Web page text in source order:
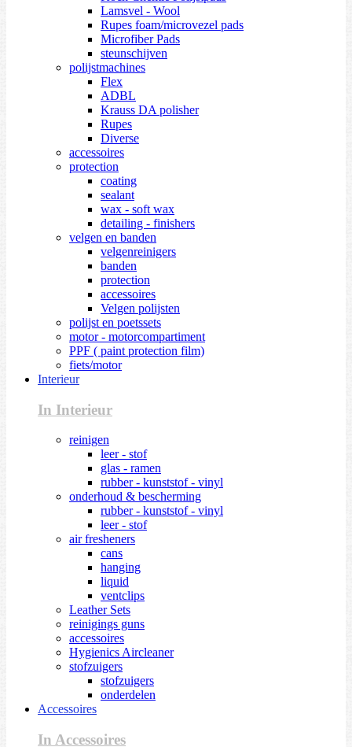
Lamsvel - Wool
Rupes foam/microvezel pads
Microfiber Pads
steunschijven
polijstmachines
Flex
ADBL
Krauss DA polisher
Rupes
Diverse
accessoires
protection
coating
sealant
wax - soft wax
detailing - finishers
velgen en banden
velgenreinigers
banden
protection
accessoires
Velgen polijsten
polijst en poetssets
motor - motorcompartiment
PPF ( paint protection film)
fiets/motor
Interieur
In Interieur
reinigen
leer - stof
glas - ramen
rubber - kunststof - vinyl
onderhoud & bescherming
rubber - kunststof - vinyl
leer - stof
air fresheners
cans
hanging
liquid
ventclips
Leather Sets
reinigings guns
accessoires
Hygienics Aircleaner
stofzuigers
stofzuigers
onderdelen
Accessoires
In Accessoires